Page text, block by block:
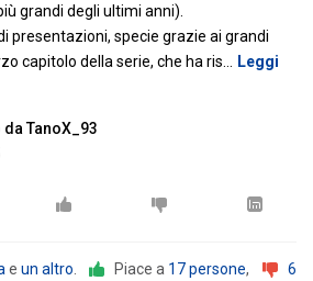
grandi degli ultimi anni).
presentazioni, specie grazie ai grandi
capitolo della serie, che ha ris
Leggi
TanoX_93
e un altro Piace a 17 persone,
6